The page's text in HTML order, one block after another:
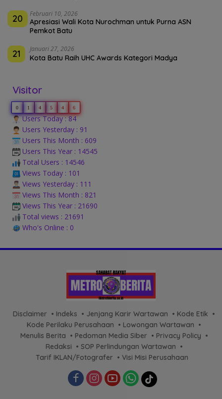
20 Februari 10, 2026
Apresiasi Wali Kota Nurochman untuk Purna ASN
Pemkot Batu
21 Januari 27, 2026
Kota Batu Raih UHC Awards Kategori Madya
Visitor
0 1 4 5 4 6
Users Today : 84
Users Yesterday : 91
Users This Month : 609
Users This Year : 14545
Total Users : 14546
Views Today : 101
Views Yesterday : 111
Views This Month : 821
Views This Year : 21690
Total views : 21691
Who's Online : 0
Disclaimer Indeks Jenjang Karir Wartawan
Kode Etik
Kode Perilaku Perusahaan
Lowongan Wartawan
Menulis Berita
Pedoman Media Siber
Privacy Policy
Redaksi
SOP Perlindungan Wartawan
Tarif IKLAN/Fotografer
Visi Misi Perusahaan